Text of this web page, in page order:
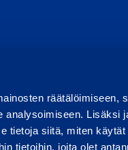
räätälöimiseen,
Lisäksi
tietoja siitä, miten
tietoihin, joita olet